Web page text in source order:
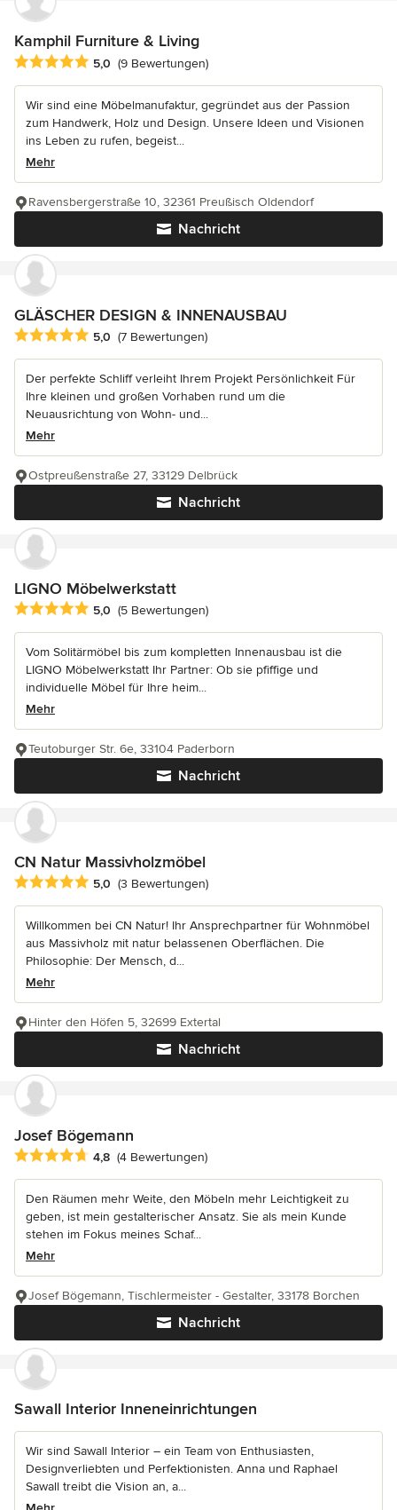
Kamphil Furniture & Living
Durchschnittliche Bewertung: 5 von 5 Sternen
5,0 (9 Bewertungen)
Wir sind eine Möbelmanufaktur, gegründet aus der Passion
zum Handwerk, Holz und Design. Unsere Ideen und Visionen
ins Leben zu rufen, begeist...
Mehr
Nachricht
Ravensbergerstraße 10, 32361 Preußisch Oldendorf
GLÄSCHER DESIGN & INNENAUSBAU
Durchschnittliche Bewertung: 5 von 5 Sternen
5,0 (7 Bewertungen)
Der perfekte Schliff verleiht Ihrem Projekt Persönlichkeit Für
Ihre kleinen und großen Vorhaben rund um die
Neuausrichtung von Wohn- und...
Mehr
Nachricht
Ostpreußenstraße 27, 33129 Delbrück
LIGNO Möbelwerkstatt
Durchschnittliche Bewertung: 5 von 5 Sternen
5,0 (5 Bewertungen)
Vom Solitärmöbel bis zum kompletten Innenausbau ist die
LIGNO Möbelwerkstatt Ihr Partner: Ob sie pfiffige und
individuelle Möbel für Ihre heim...
Mehr
Nachricht
Teutoburger Str. 6e, 33104 Paderborn
CN Natur Massivholzmöbel
Durchschnittliche Bewertung: 5 von 5 Sternen
5,0 (3 Bewertungen)
Willkommen bei CN Natur! Ihr Ansprechpartner für Wohnmöbel
aus Massivholz mit natur belassenen Oberflächen. Die
Philosophie: Der Mensch, d...
Mehr
Nachricht
Hinter den Höfen 5, 32699 Extertal
Josef Bögemann
Durchschnittliche Bewertung: 4.8 von 5 Sternen
4,8 (4 Bewertungen)
Den Räumen mehr Weite, den Möbeln mehr Leichtigkeit zu
geben, ist mein gestalterischer Ansatz. Sie als mein Kunde
stehen im Fokus meines Schaf...
Mehr
Nachricht
Josef Bögemann, Tischlermeister - Gestalter, 33178 Borchen
Sawall Interior Inneneinrichtungen
Wir sind Sawall Interior – ein Team von Enthusiasten,
Designverliebten und Perfektionisten. Anna und Raphael
Sawall treibt die Vision an, a...